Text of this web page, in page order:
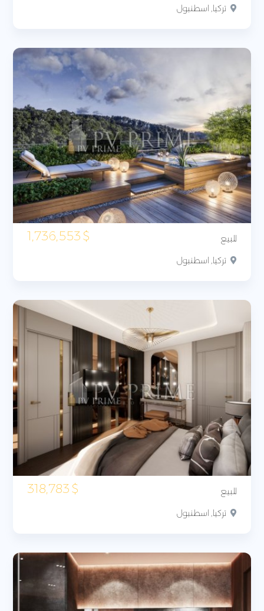
تركيا, اسطنبول
للبيع $
تركيا, اسطنبول
للبيع $
تركيا, اسطنبول